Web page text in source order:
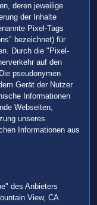
deren jeweilige
der Inhalte
Pixel-Tags
bezeichnet) für
Durch die "Pixel-
auf den
pseudonymen
Gerät der Nutzer
Informationen
Webseiten,
unseres
Informationen aus
des Anbieters
View, CA